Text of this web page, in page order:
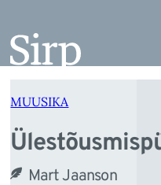
juurde
MUUSIKA
Mart Jaanson